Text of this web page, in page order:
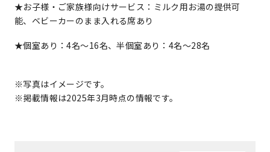
★お子様・ご家族様向けサービス：ミルク用お湯の提供可
能、ベビーカーのまま入れる席あり
★個室あり：4名～16名、半個室あり：4名～28名
※写真はイメージです。
※掲載情報は2025年3月時点の情報です。